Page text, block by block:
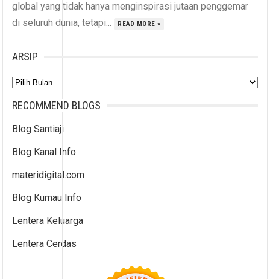
global yang tidak hanya menginspirasi jutaan penggemar
di seluruh dunia, tetapi...
READ MORE »
ARSIP
Arsip
RECOMMEND BLOGS
Blog Santiaji
Blog Kanal Info
materidigital.com
Blog Kumau Info
Lentera Keluarga
Lentera Cerdas